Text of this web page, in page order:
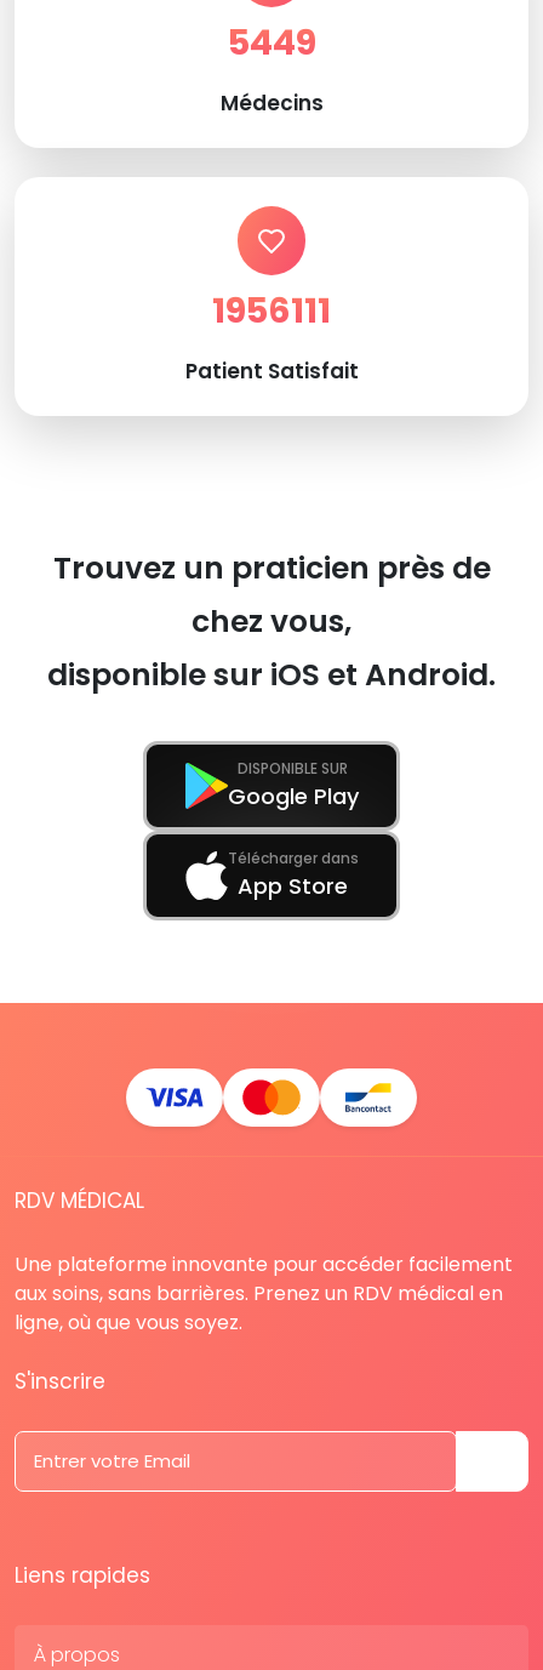
5449
Médecins
1956111
Patient Satisfait
Trouvez un praticien près de
chez vous,
disponible sur iOS et Android.
DISPONIBLE SUR
Google Play
Télécharger dans
App Store
RDV MÉDICAL
Une plateforme innovante pour accéder facilement
aux soins, sans barrières. Prenez un RDV médical en
ligne, où que vous soyez.
S'inscrire
Liens rapides
À propos